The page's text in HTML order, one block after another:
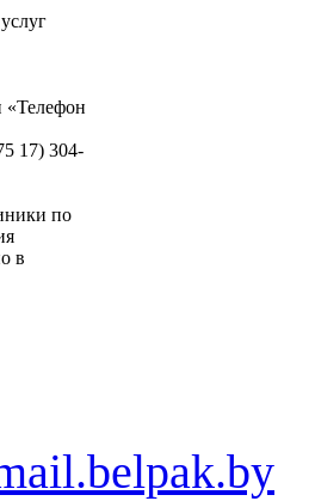
«Телефон
17) 304-
по
в